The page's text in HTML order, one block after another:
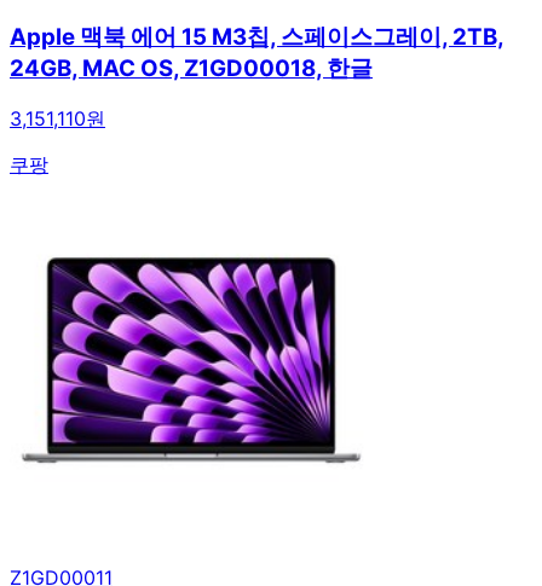
Apple 맥북 에어 15 M3칩, 스페이스그레이, 2TB,
24GB, MAC OS, Z1GD00018, 한글
3,151,110원
쿠팡
Z1GD00011